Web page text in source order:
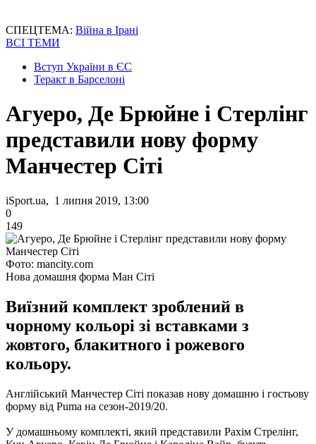
СПЕЦТЕМА: Війна в Ірані
ВСІ ТЕМИ
Вступ України в ЄС
Теракт в Барселоні
Агуеро, Де Брюйне і Стерлінг
представили нову форму
Манчестер Сіті
iSport.ua, 1 липня 2019, 13:00
0
149
Фото: mancity.com
Нова домашня форма Ман Сіті
Виїзний комплект зроблений в
чорному кольорі зі вставками з
жовтого, блакитного і рожевого
кольору.
Англійський Манчестер Сіті показав нову домашню і гостьову
форму від Puma на сезон-2019/20.
У домашньому комплекті, який представили Рахім Стрелінг,